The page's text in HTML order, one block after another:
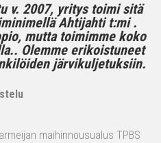
v. 2007, yritys toimi sitä
Ahtijahti t:mi .
mutta toimimme koko
Olemme erikoistuneet
järvikuljetuksiin.
maihinnousualus TPBS